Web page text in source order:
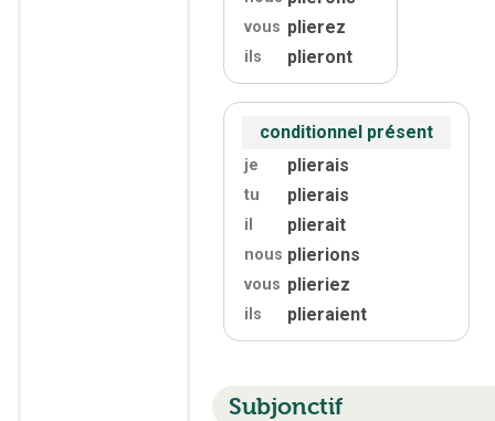
vous plierez
ils plieront
conditionnel présent
je plierais
tu plierais
il plierait
nous plierions
vous plieriez
ils plieraient
Subjonctif